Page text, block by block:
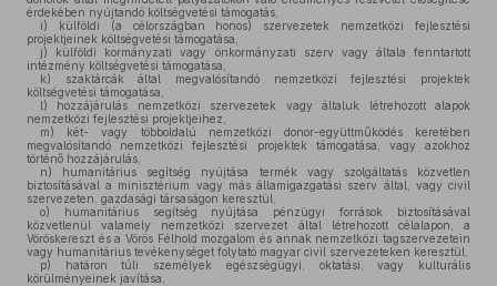
érdekében nyújtandó költségvetési támogatás,
i) külföldi (a célországban honos) szervezetek nemzetközi fejlesztési
projektjeinek költségvetési támogatása,
j) külföldi kormányzati vagy önkormányzati szerv vagy általa fenntartott
intézmény költségvetési támogatása,
k) szaktárcák által megvalósítandó nemzetközi fejlesztési projektek
költségvetési támogatása,
l) hozzájárulás nemzetközi szervezetek vagy általuk létrehozott alapok
nemzetközi fejlesztési projektjeihez,
m) két- vagy többoldalú nemzetközi donor-együttműködés keretében
megvalósítandó nemzetközi fejlesztési projektek támogatása, vagy azokhoz
történő hozzájárulás,
n) humanitárius segítség nyújtása termék vagy szolgáltatás közvetlen
biztosításával a minisztérium vagy más államigazgatási szerv által, vagy civil
szervezeten, gazdasági társaságon keresztül,
o) humanitárius segítség nyújtása pénzügyi források biztosításával
közvetlenül valamely nemzetközi szervezet által létrehozott célalapon, a
Vöröskereszt és a Vörös Félhold mozgalom és annak nemzetközi tagszervezetein
vagy humanitárius tevékenységet folytató magyar civil szervezeteken keresztül,
p) határon túli személyek egészségügyi, oktatási, vagy kulturális
körülményeinek javítása,